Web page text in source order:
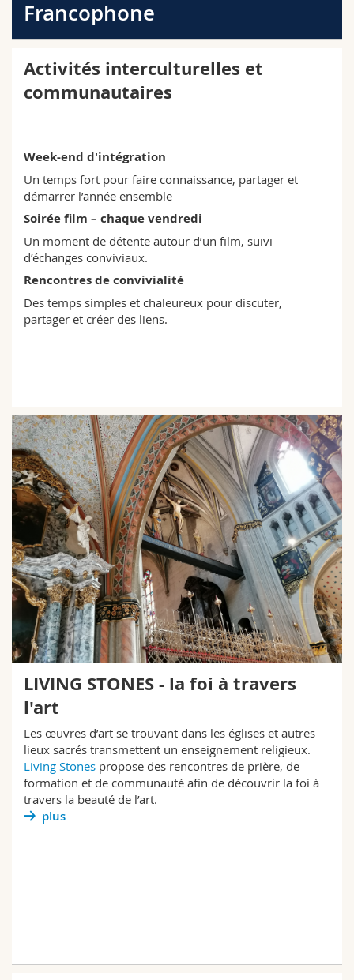
Sciences et médecine
Collaborateurs
Webmail
MyUnifr
Francophone
Activités interculturelles et
communautaires
Week-end d'intégration
Un temps fort pour faire connaissance, partager et
démarrer l’année ensemble
Soirée film – chaque vendredi
Un moment de détente autour d’un film, suivi
d’échanges conviviaux.
Rencontres de convivialité
Des temps simples et chaleureux pour discuter,
partager et créer des liens.
LIVING STONES - la foi à travers
l'art
Les œuvres d’art se trouvant dans les églises et autres
lieux sacrés transmettent un enseignement religieux.
Living Stones propose des rencontres de prière, de
formation et de communauté afin de découvrir la foi à
travers la beauté de l’art.
plus